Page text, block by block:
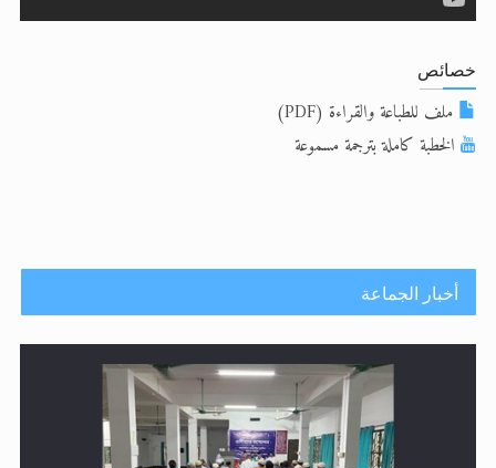
خصائص
ملف للطباعة والقراءة (PDF)
الخطبة كاملة بترجمة مسموعة
أخبار الجماعة